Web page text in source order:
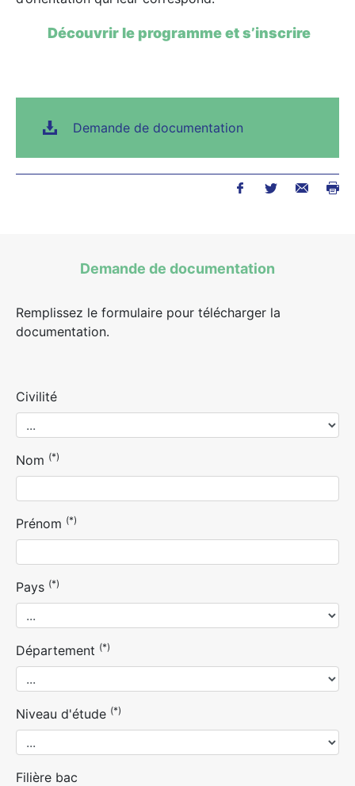
Découvrir le programme et s’inscrire
Demande de documentation
Demande de documentation
Remplissez le formulaire pour télécharger la
documentation.
Civilité
Nom (*)
Prénom (*)
Pays (*)
Département (*)
Niveau d'étude (*)
Filière bac